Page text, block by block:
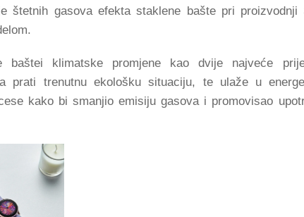
štetnih gasova efekta staklene bašte pri proizvodnji
baštei klimatske promjene kao dvije najveće
prati trenutnu ekološku situaciju, te ulaže u
kako bi smanjio emisiju gasova i promovisao